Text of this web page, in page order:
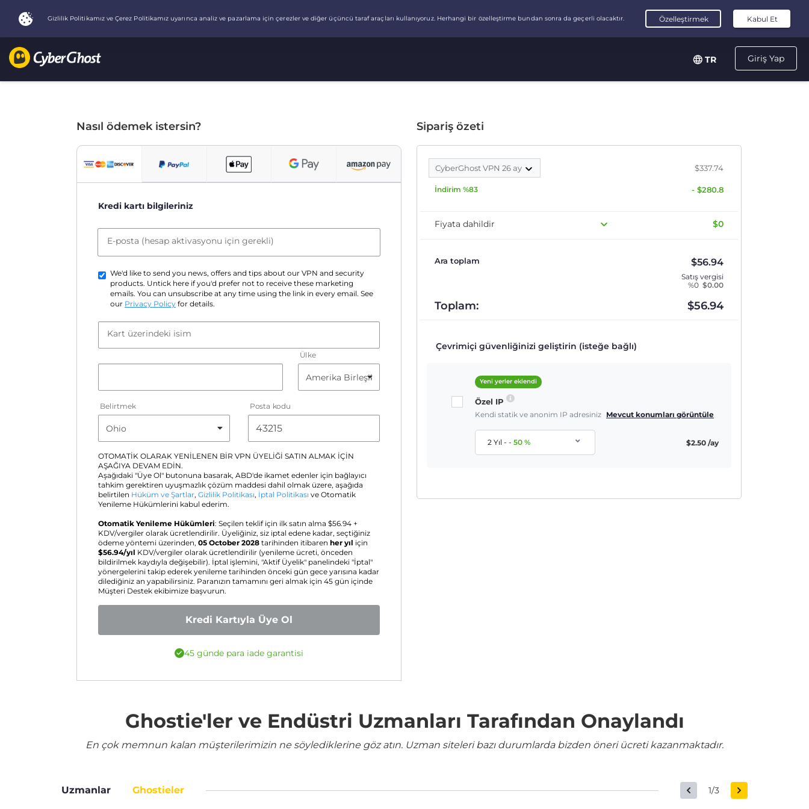
Giriş Yap
TR
Nasıl ödemek istersin?
Kredi kartı bilgileriniz
E-posta (hesap aktivasyonu için gerekli)
We'd like to send you news, offers and tips about our VPN and security
products. Untick here if you'd prefer not to receive these marketing
emails. You can unsubscribe at any time using the link in every email. See
our Privacy Policy for details.
Kart üzerindeki isim
Ülke
Belirtmek Posta kodu
OTOMATİK OLARAK YENİLENEN BİR VPN ÜYELİĞİ SATIN ALMAK İÇİN
AŞAĞIYA DEVAM EDİN.
Aşağıdaki "Üye Ol" butonuna basarak, ABD'de ikamet edenler için bağlayıcı
tahkim gerektiren uyuşmazlık çözüm maddesi dahil olmak üzere, aşağıda
belirtilen Hüküm ve Şartlar, Gizlilik Politikası, İptal Politikası ve Otomatik
Yenileme Hükümlerini kabul ederim.
Otomatik Yenileme Hükümleri: Seçilen teklif için ilk satın alma $56.94 +
KDV/vergiler olarak ücretlendirilir. Üyeliğiniz, siz iptal edene kadar, seçtiğiniz
ödeme yöntemi üzerinden, 05 October 2028 tarihinden itibaren her yıl
için
$56.94/yıl
KDV/vergiler olarak ücretlendirilir (yenileme ücreti, önceden
bildirilmek kaydıyla değişebilir). İptal işlemini, "Aktif Üyelik" panelindeki "İptal"
yönergelerini takip ederek yenileme tarihinden önceki gün gece yarısına kadar
dilediğiniz an yapabilirsiniz. Paranızın tamamını geri almak için 45 gün içinde
Müşteri Destek ekibimize başvurun.
Kredi Kartıyla Üye Ol
45 günde para iade garantisi
Sipariş özeti
CyberGhost VPN 26 ay $337.74
İndirim %83 - $280.8
Fiyata dahildir $0
Ara toplam $56.94
Satış vergisi
%0 $0.00
Toplam: $56.94
Çevrimiçi güvenliğinizi geliştirin (isteğe bağlı)
Yeni yerler eklendi
Özel IP
Kendi statik ve anonim IP adresiniz Mevcut konumları görüntüle
2 Yıl--50 % $2.50 /ay
Ghostie'ler ve Endüstri Uzmanları Tarafından Onaylandı
En çok memnun kalan müşterilerimizin ne söylediklerine göz atın. Uzman siteleri bazı durumlarda bizden öneri ücreti kazanmaktadır.
Uzmanlar Ghostieler 1/3